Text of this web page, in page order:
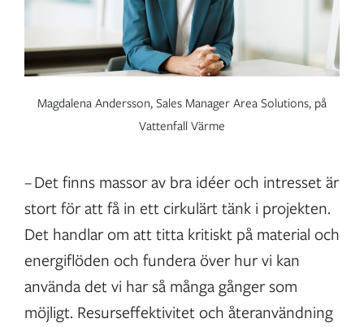
Magdalena Andersson, Sales Manager Area Solutions, på
Vattenfall Värme
– Det finns massor av bra idéer och intresset är
stort för att få in ett cirkulärt tänk i projekten.
Det handlar om att titta kritiskt på material och
energiflöden och fundera över hur vi kan
använda det vi har så många gånger som
möjligt. Resurseffektivitet och återanvändning